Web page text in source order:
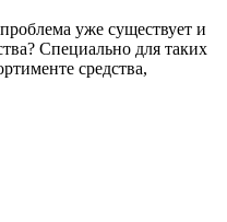
уже существует и
Специально для таких
средства,